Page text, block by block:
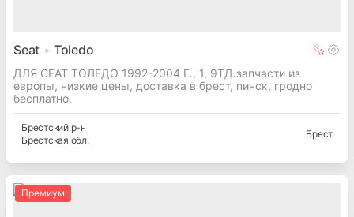
Seat Toledo
ДЛЯ СЕАТ ТОЛЕДО 1992-2004 Г., 1, 9ТД.запчасти из
европы, низкие цены, доставка в брест, пинск, гродно
бесплатно.
Брестскийр-н
Брестская обл.
Брест
Премиум